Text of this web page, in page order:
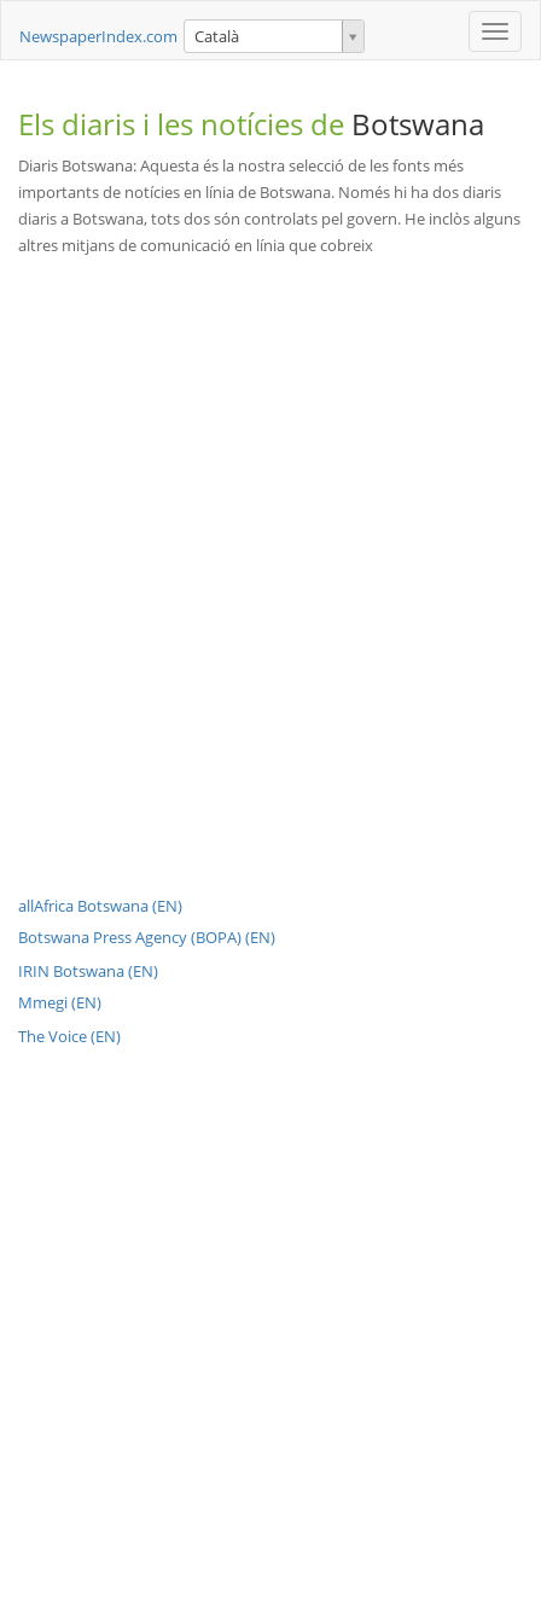
Toggle
NewspaperIndex.com Català
Els diaris i les notícies de Botswana
Diaris Botswana: Aquesta és la nostra selecció de les fonts més
importants de notícies en línia de Botswana. Només hi ha dos diaris
diaris a Botswana, tots dos són controlats pel govern. He inclòs alguns
altres mitjans de comunicació en línia que cobreix
allAfrica Botswana (EN)
Botswana Press Agency (BOPA) (EN)
IRIN Botswana (EN)
Mmegi (EN)
The Voice (EN)